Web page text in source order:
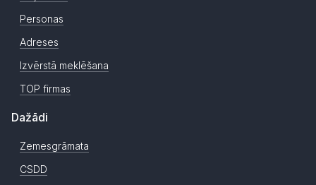
Personas
Adreses
Izvērstā meklēšana
TOP firmas
Dažādi
Zemesgrāmata
CSDD